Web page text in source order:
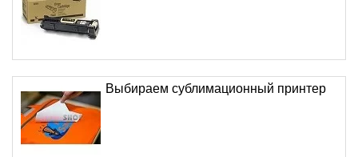
Выбираем сублимационный принтер